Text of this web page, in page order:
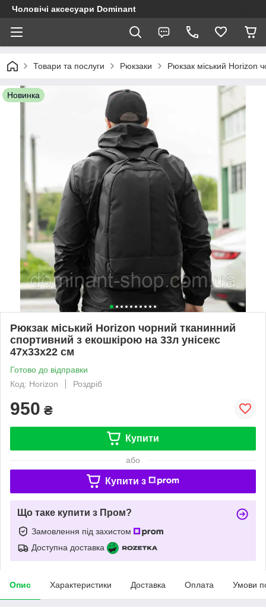
Чоловічі аксесуари Dominant
Товари та послуги Рюкзаки Рюкзак міський Horizon
Новинка
Рюкзак міський Horizon чорний тканинний
спортивний з екошкірою на 33л унісекс
47х33х22 см
Готово до відправки
Код: Horizon
Роздріб
950 ₴
Купити
або
Купити з
Що таке купити з Пром?
Замовлення під захистом
Доступна доставка
Опис Характеристики Доставка Оплата Умови